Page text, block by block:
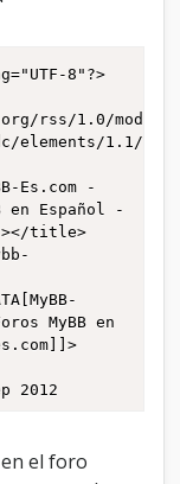
8"?>
rss/1.0/
elements/1.1/">
en Español -
title>
MyBB en
el foro